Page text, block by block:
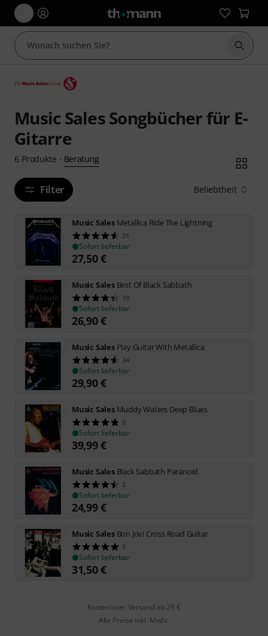
Suche
Music Sales Songbücher für E-
Gitarre
6 Produkte · Beratung
Filter Beliebtheit
Music Sales Metallica Ride The Lightning
21
Sofort lieferbar
27,50€
Music Sales Best Of Black Sabbath
19
Sofort lieferbar
26,90€
Music Sales Play Guitar With Metallica
34
Sofort lieferbar
29,90€
Music Sales Muddy Waters Deep Blues
5
Sofort lieferbar
39,99€
Music Sales Black Sabbath Paranoid
2
Sofort lieferbar
24,99€
Music Sales Bon Jovi Cross Road Guitar
5
Sofort lieferbar
31,50€
Kostenloser Versand ab 29 €
Alle Preise inkl. MwSt.